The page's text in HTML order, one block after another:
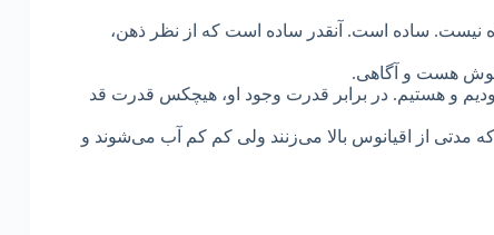
ساده است. آنقدر ساده است که از نظر ذهن،
هوش هست و آگاهی.
و هستیم. در برابر قدرت وجود او، هیچکس قدرت قد
از اقیانوس بالا می‌زنند ولی کم کم آب می‌شوند و